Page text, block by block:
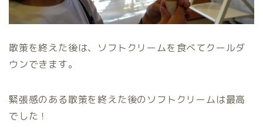
散策を終えた後は、ソフトクリームを食べてクールダ
ウンできます。
緊張感のある散策を終えた後のソフトクリームは最高
でした！